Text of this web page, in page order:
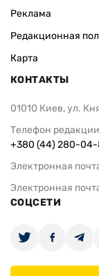
Реклама
Редакционная
Карта
КОНТАКТЫ
01010 Киев, ул.
Телефон
+380 (44) 280-
Электронная
Электронная
СОЦСЕТИ